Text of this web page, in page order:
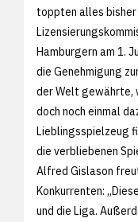
toppten alles bisher
Hamburgern am 1.
die Genehmigung
der Welt gewährte,
doch noch einmal
Lieblingsspielzeug
die verbliebenen
Alfred Gislason
Konkurrenten:
und die Liga.